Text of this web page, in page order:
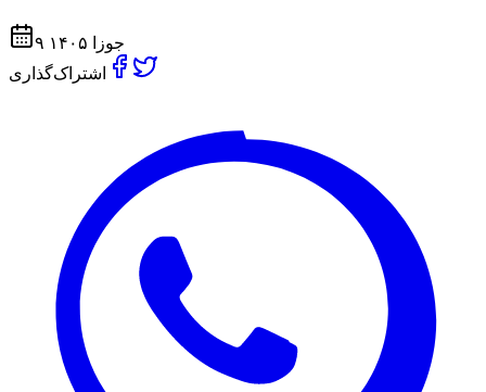
۹ جوزا ۱۴۰۵
اشتراک‌گذاری